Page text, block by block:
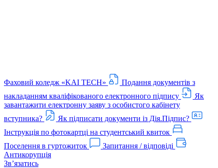
Фаховий коледж «KAI TECH»
Подання документів з
накладанням кваліфікованого електронного підпису
Як
завантажити електронну заяву з особистого кабінету
вступника?
Як підписати документи із Дія.Підпис?
Інструкція по фотокартці на студентський квиток
Поселення в гуртожиток
Запитання / відповіді
Антикорупція
Звʼязатись